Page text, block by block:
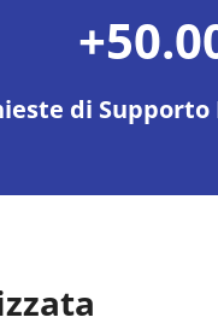
di Supporto